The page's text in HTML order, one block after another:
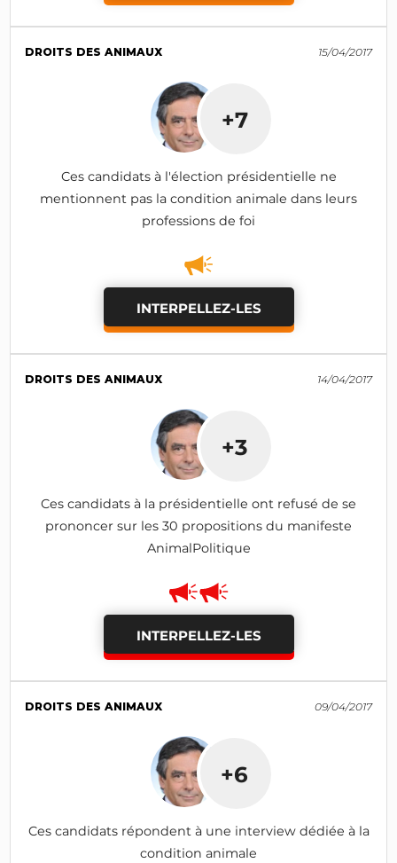
DROITS DES ANIMAUX 15/04/2017
+7
Ces candidats à l'élection présidentielle ne
mentionnent pas la condition animale dans leurs
professions de foi
INTERPELLEZ-LES
DROITS DES ANIMAUX 14/04/2017
+3
Ces candidats à la présidentielle ont refusé de se
prononcer sur les 30 propositions du manifeste
AnimalPolitique
INTERPELLEZ-LES
DROITS DES ANIMAUX 09/04/2017
+6
Ces candidats répondent à une interview dédiée à la
condition animale